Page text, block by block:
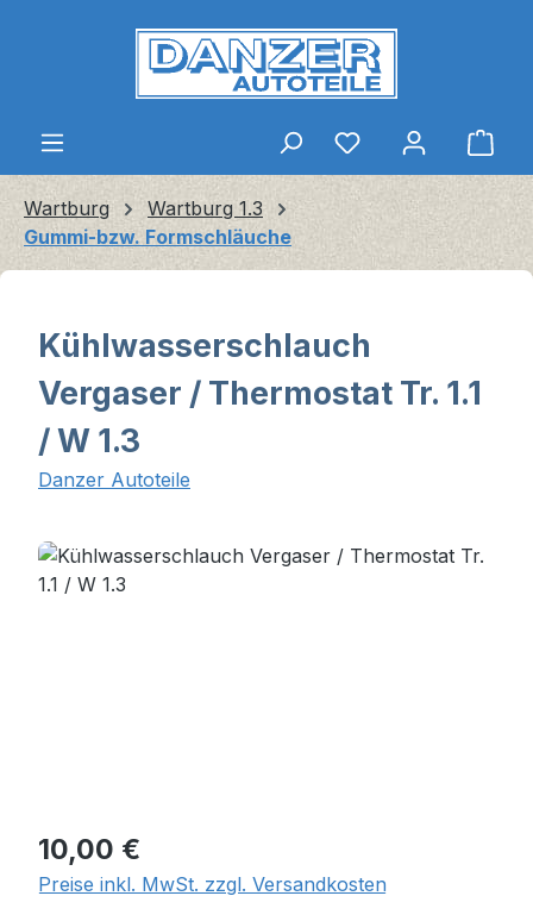
Zum Hauptinhalt springen
Wartburg
Wartburg 1.3
Gummi-bzw. Formschläuche
Kühlwasserschlauch
Vergaser / Thermostat Tr. 1.1
/ W 1.3
Danzer Autoteile
Bildergalerie überspringen
Regulärer Preis:
10,00 €
Preise inkl. MwSt. zzgl. Versandkosten